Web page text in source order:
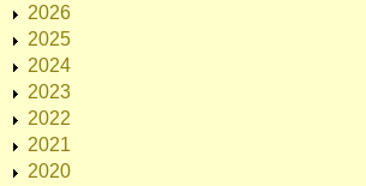
2026
2025
2024
2023
2022
2021
2020